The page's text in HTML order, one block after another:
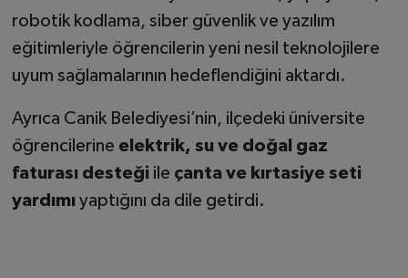
robotik kodlama, siber güvenlik ve yazılım
eğitimleriyle öğrencilerin yeni nesil teknolojilere
uyum sağlamalarının hedeflendiğini aktardı.
Ayrıca Canik Belediyesi’nin, ilçedeki üniversite
öğrencilerine elektrik, su ve doğal gaz
faturası desteğiile çanta ve kırtasiye seti
yardımıyaptığını da dile getirdi.